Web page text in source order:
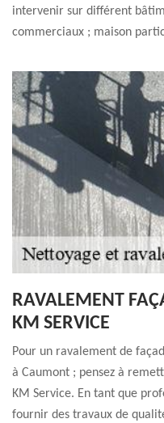
intervenir sur différent
commerciaux ; maison
RAVALEMENT
KM SERVICE
Pour un ravalement de
à Caumont ; pensez à
KM Service. En tant que
fournir des travaux de